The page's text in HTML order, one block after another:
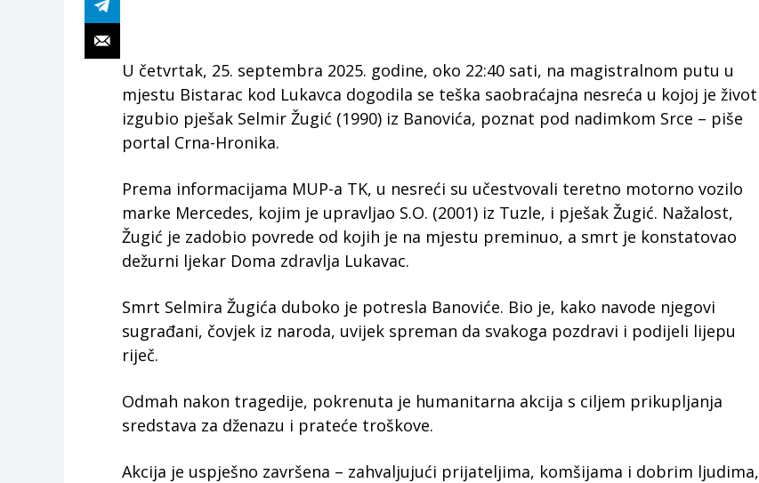
U četvrtak, 25. septembra 2025. godine, oko 22:40 sati, na magistralnom putu u
mjestu Bistarac kod Lukavca dogodila se teška saobraćajna nesreća u kojoj je život
izgubio pješak Selmir Žugić (1990) iz Banovića, poznat pod nadimkom Srce – piše
portal Crna-Hronika.
Prema informacijama MUP-a TK, u nesreći su učestvovali teretno motorno vozilo
marke Mercedes, kojim je upravljao S.O. (2001) iz Tuzle, i pješak Žugić. Nažalost,
Žugić je zadobio povrede od kojih je na mjestu preminuo, a smrt je konstatovao
dežurni ljekar Doma zdravlja Lukavac.
Smrt Selmira Žugića duboko je potresla Banoviće. Bio je, kako navode njegovi
sugrađani, čovjek iz naroda, uvijek spreman da svakoga pozdravi i podijeli lijepu
riječ.
Odmah nakon tragedije, pokrenuta je humanitarna akcija s ciljem prikupljanja
sredstava za dženazu i prateće troškove.
Akcija je uspješno završena – zahvaljujući prijateljima, komšijama i dobrim ljudima,